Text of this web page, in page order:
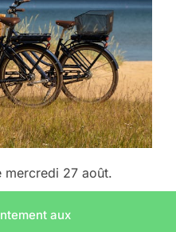
aux
mercredi 27 août.
!